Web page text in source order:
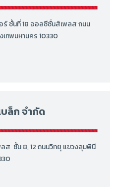
ร์ ชั้นที่ 18 ออลซีซั่นส์เพลส ถนน
ทพมหานคร 10330
ล็ก จำกัด
ส ชั้น 8, 12 ถนนวิทยุ แขวงลุมพินี